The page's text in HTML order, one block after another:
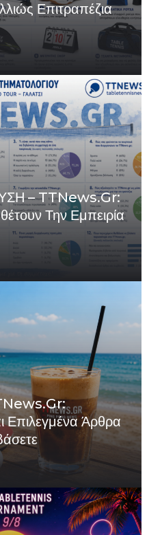
Επιτραπέζια
– TTNews.gr:
Την Εμπειρία
Επιλεγμένα Άρθρα